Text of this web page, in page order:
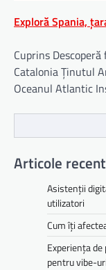
Exploră Spania,
Cuprins
Catalonia Ținutul
Oceanul Atlantic
Articole
Asistenții
utilizatori
Cum îți
Experiența
pentru vibe-